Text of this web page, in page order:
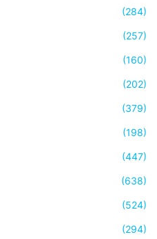
(284)
(257)
(160)
(202)
(379)
(198)
(447)
(638)
(524)
(294)